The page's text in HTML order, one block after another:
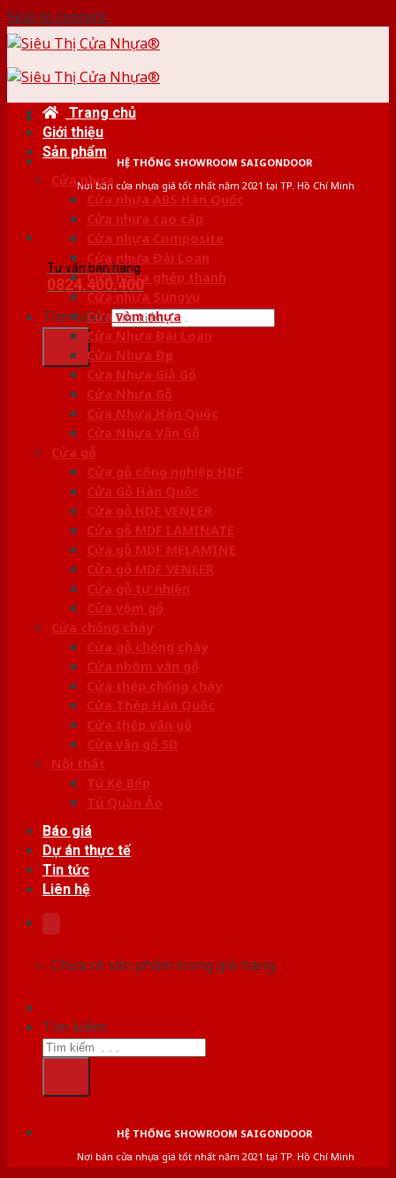
Skip to content
HỆ THỐNG SHOWROOM SAIGONDOOR
Nơi bán cửa nhựa giá tốt nhất năm 2021 tại TP. Hồ Chí Minh
Tư vấn bán hàng
0824.400.400
Tìm kiếm:
Trang chủ
Giới thiệu
Sản phẩm
Cửa nhựa
Cửa nhựa ABS Hàn Quốc
Cửa nhựa cao cấp
Cửa nhựa Composite
Cửa nhựa Đài Loan
Cửa nhựa ghép thanh
Cửa nhựa Sungyu
Cửa vòm nhựa
Cửa Nhựa Đài Loan
Cửa Nhựa Đẹp
Cửa Nhựa Giả Gỗ
Cửa Nhựa Gỗ
Cửa Nhựa Hàn Quốc
Cửa Nhựa Vân Gỗ
Cửa gỗ
Cửa gỗ công nghiệp HDF
Cửa Gỗ Hàn Quốc
Cửa gỗ HDF VENEER
Cửa gỗ MDF LAMINATE
Cửa gỗ MDF MELAMINE
Cửa gỗ MDF VENEER
Cửa gỗ tự nhiên
Cửa vòm gỗ
Cửa chống cháy
Cửa gỗ chống cháy
Cửa nhôm vân gỗ
Cửa thép chống cháy
Cửa Thép Hàn Quốc
Cửa thép vân gỗ
Cửa vân gỗ 5D
Nội thất
Tủ Kệ Bếp
Tủ Quần Áo
Báo giá
Dự án thực tế
Tin tức
Liên hệ
Chưa có sản phẩm trong giỏ hàng.
Tìm kiếm:
HỆ THỐNG SHOWROOM SAIGONDOOR
Nơi bán cửa nhựa giá tốt nhất năm 2021 tại TP. Hồ Chí Minh